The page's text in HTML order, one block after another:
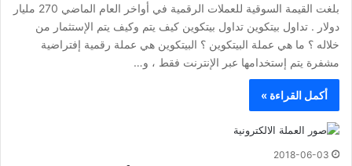
بلغت القيمة السوقية للعملات الرقمية في أواخر العام الماضي 270 مليار
دولار . تداول بيتكوين تداول بيتكوين كيف يتم وكيف يتم الإستثمار من
خلاله ؟ ما هي عملة البيتكوين ؟ البيتكوين هي عملة رقمية إفتراضية
مشفرة يتم إستخدامها عبر الإنترنت فقط ، و…
أكمل القراءة »
2018-06-03